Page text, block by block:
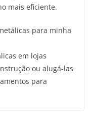
mais eficiente.
para minha
em lojas
ou alugá-las
para